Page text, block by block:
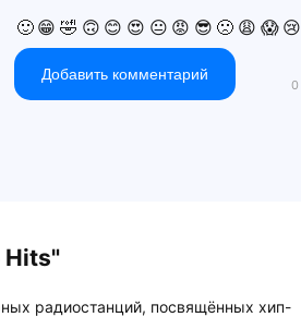
🙂 😁 🤣 🙃 😊 😍 😐 😡 😎 🙁 😩 😱 😢
Добавить комментарий
Hits"
радиостанций, посвящённых хип-